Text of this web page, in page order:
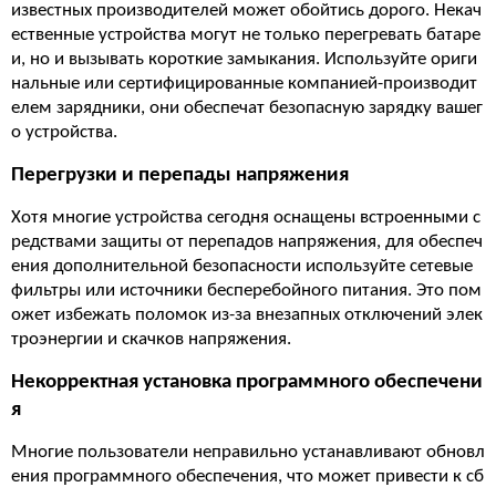
известных производителей может обойтись дорого. Некач
ественные устройства могут не только перегревать батаре
и, но и вызывать короткие замыкания. Используйте ориги
нальные или сертифицированные компанией-производит
елем зарядники, они обеспечат безопасную зарядку вашег
о устройства.
Перегрузки и перепады напряжения
Хотя многие устройства сегодня оснащены встроенными с
редствами защиты от перепадов напряжения, для обеспеч
ения дополнительной безопасности используйте сетевые
фильтры или источники бесперебойного питания. Это пом
ожет избежать поломок из-за внезапных отключений элек
троэнергии и скачков напряжения.
Некорректная установка программного обеспечени
я
Многие пользователи неправильно устанавливают обновл
ения программного обеспечения, что может привести к сб